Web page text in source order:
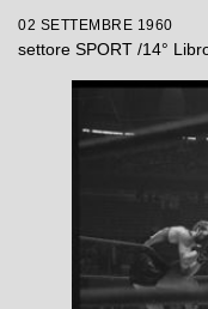
02 SETTEMBRE 1960
settore SPORT /14°